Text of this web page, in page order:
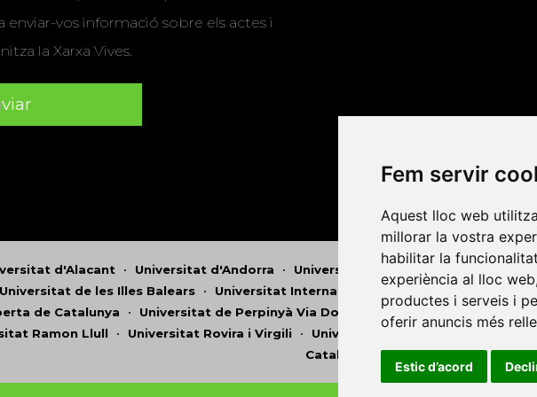
Fem servir
Aquest lloc web
millorar la vostra
habilitar la
experiència al lloc web
productes i serveis i
oferir anuncis més
Estic d’acord
enviar-vos informació sobre els actes i
la Xarxa Vives.
d'Alacant • Universitat d'Andorra • Universitat Autònoma de Barcelona
Universitat de les Illes Balears • Universitat Internacional de Catalunya
de Catalunya • Universitat de Perpinyà Via Domitia • Universitat
Ramon Llull • Universitat Rovira i Virgili • Universitat de Sàsser
Catalunya